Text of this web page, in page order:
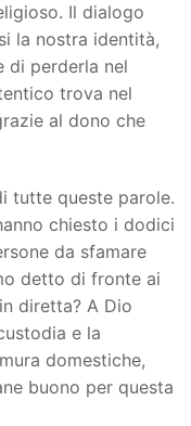
Il dialogo
la nostra identità,
di perderla nel
trova nel
al dono che
tutte queste parole.
chiesto i dodici
da sfamare
detto di fronte ai
diretta? A Dio
e la
domestiche,
buono per questa